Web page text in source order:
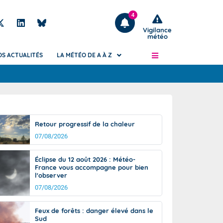
4
Vigilance
météo
de
Phénomènes dangereux de J+2 à J+7
Avertissement pluies intenses à l'échelle
des communes (Apic)
Bulletins Marine
Bulletins d'estimation du risque
d'avalanche
Météo des forêts
Vigicrues
ACTUALITÉS LA MÉTÉO DE A À Z
Retour progressif de la chaleur
07/08/2026
Éclipse du 12 août 2026 : Météo-
France vous accompagne pour bien
l'observer
07/08/2026
Feux de forêts : danger élevé dans le
Sud